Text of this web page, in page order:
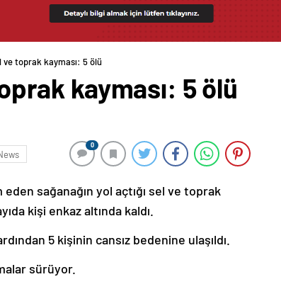
ve toprak kayması: 5 ölü
kayması: 5 ölü
0
sağanağın yol açtığı sel ve toprak
kişi enkaz altında kaldı.
5 kişinin cansız bedenine ulaşıldı.
sürüyor.